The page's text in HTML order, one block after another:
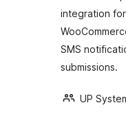
integration
SMS
submissions.
UP